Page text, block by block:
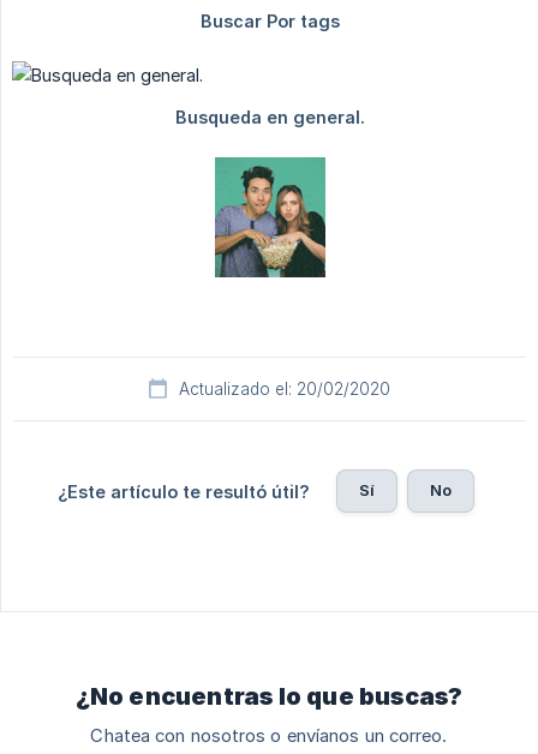
Actualizado el: 20/02/2020
¿Este artículo te resultó útil? Sí No
¿No encuentras lo que buscas?
Chatea con nosotros o envíanos un correo.